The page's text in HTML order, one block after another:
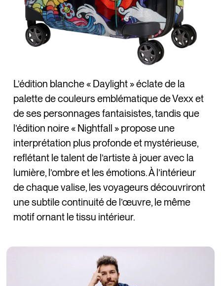
L’édition blanche « Daylight » éclate de la
palette de couleurs emblématique de Vexx et
de ses personnages fantaisistes, tandis que
l’édition noire « Nightfall » propose une
interprétation plus profonde et mystérieuse,
reflétant le talent de l’artiste à jouer avec la
lumière, l’ombre et les émotions. À l’intérieur
de chaque valise, les voyageurs découvriront
une subtile continuité de l’œuvre, le même
motif ornant le tissu intérieur.